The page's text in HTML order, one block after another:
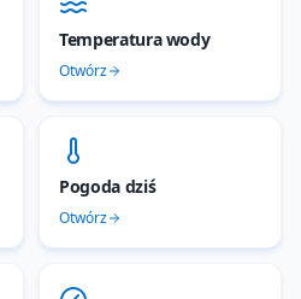
Temperatura wody
Otwórz
Pogoda dziś
Otwórz